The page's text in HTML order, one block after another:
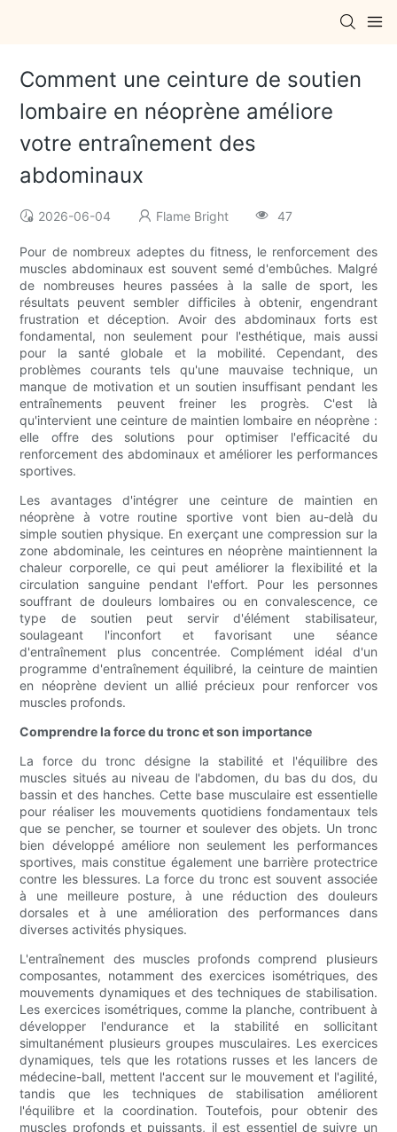
Comment une ceinture de soutien
lombaire en néoprène améliore
votre entraînement des
abdominaux
2026-06-04 Flame Bright 47
Pour de nombreux adeptes du fitness, le renforcement des
muscles abdominaux est souvent semé d'embûches. Malgré
de nombreuses heures passées à la salle de sport, les
résultats peuvent sembler difficiles à obtenir, engendrant
frustration et déception. Avoir des abdominaux forts est
fondamental, non seulement pour l'esthétique, mais aussi
pour la santé globale et la mobilité. Cependant, des
problèmes courants tels qu'une mauvaise technique, un
manque de motivation et un soutien insuffisant pendant les
entraînements peuvent freiner les progrès. C'est là
qu'intervient une ceinture de maintien lombaire en néoprène :
elle offre des solutions pour optimiser l'efficacité du
renforcement des abdominaux et améliorer les performances
sportives.
Les avantages d'intégrer une ceinture de maintien en
néoprène à votre routine sportive vont bien au-delà du
simple soutien physique. En exerçant une compression sur la
zone abdominale, les ceintures en néoprène maintiennent la
chaleur corporelle, ce qui peut améliorer la flexibilité et la
circulation sanguine pendant l'effort. Pour les personnes
souffrant de douleurs lombaires ou en convalescence, ce
type de soutien peut servir d'élément stabilisateur,
soulageant l'inconfort et favorisant une séance
d'entraînement plus concentrée. Complément idéal d'un
programme d'entraînement équilibré, la ceinture de maintien
en néoprène devient un allié précieux pour renforcer vos
muscles profonds.
Comprendre la force du tronc et son importance
La force du tronc désigne la stabilité et l'équilibre des
muscles situés au niveau de l'abdomen, du bas du dos, du
bassin et des hanches. Cette base musculaire est essentielle
pour réaliser les mouvements quotidiens fondamentaux tels
que se pencher, se tourner et soulever des objets. Un tronc
bien développé améliore non seulement les performances
sportives, mais constitue également une barrière protectrice
contre les blessures. La force du tronc est souvent associée
à une meilleure posture, à une réduction des douleurs
dorsales et à une amélioration des performances dans
diverses activités physiques.
L'entraînement des muscles profonds comprend plusieurs
composantes, notamment des exercices isométriques, des
mouvements dynamiques et des techniques de stabilisation.
Les exercices isométriques, comme la planche, contribuent à
développer l'endurance et la stabilité en sollicitant
simultanément plusieurs groupes musculaires. Les exercices
dynamiques, tels que les rotations russes et les lancers de
médecine-ball, mettent l'accent sur le mouvement et l'agilité,
tandis que les techniques de stabilisation améliorent
l'équilibre et la coordination. Toutefois, pour obtenir des
muscles profonds et puissants, il est essentiel de suivre un